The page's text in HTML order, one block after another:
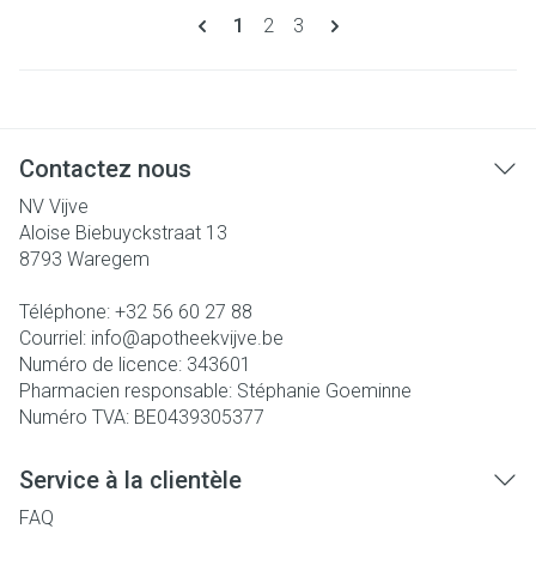
Pages
Vous lisez actuellement la page
1 Page
2 Page
3
Contactez nous
NV Vijve
Aloise Biebuyckstraat 13
8793 Waregem
Téléphone: +32 56 60 27 88
Courriel: info@apotheekvijve.be
Numéro de licence: 343601
Pharmacien responsable: Stéphanie Goeminne
Numéro TVA: BE0439305377
Service à la clientèle
FAQ